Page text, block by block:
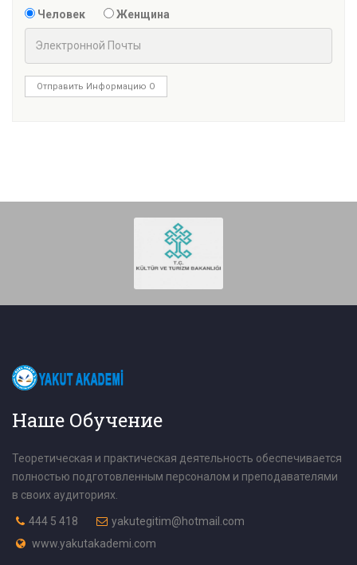
Человек Женщина
Отправить Информацию О
Наше Обучение
Теоретическая и практическая деятельность обеспечивается
полностью подготовленным персоналом и преподавателями
в своих аудиториях.
444 5 418
yakutegitim@hotmail.com
www.yakutakademi.com